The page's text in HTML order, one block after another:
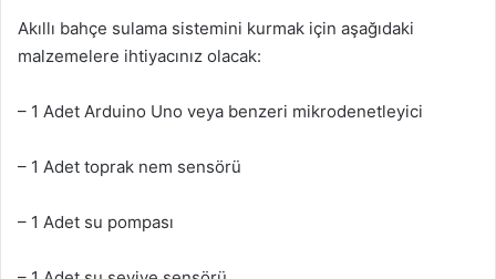
Akıllı bahçe sulama sistemini kurmak için aşağıdaki
malzemelere ihtiyacınız olacak:
– 1 Adet Arduino Uno veya benzeri mikrodenetleyici
– 1 Adet toprak nem sensörü
– 1 Adet su pompası